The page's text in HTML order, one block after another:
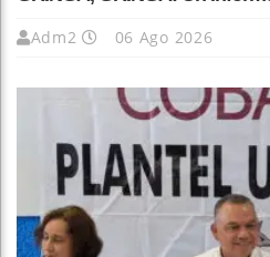
Adm2 06 Ago 2026